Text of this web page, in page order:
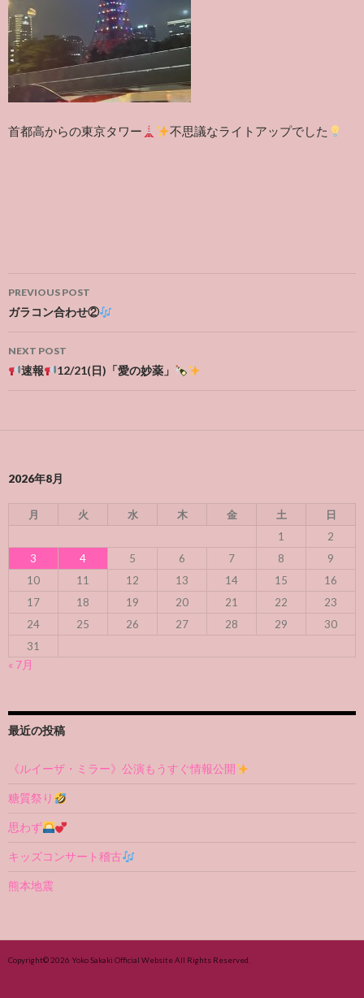
首都高からの東京タワー 不思議なライトアップでした
Post
navigation
PREVIOUS POST
ガラコン合わせ②
NEXT POST
速報 12/21(日)「愛の妙薬」
2026年8月
月 火 水 木 金 土
日
1
2
3
4 5 6 7 8
9
10
11 12 13 14 15
16
17
18 19 20 21 22
23
24
25 26 27 28 29
30
31
« 7月
最近の投稿
《ルイーザ・ミラー》公演もうすぐ情報公開
糖質祭り
思わず
キッズコンサート稽古
熊本地震
Copyright© 2026 Yoko Sakaki Official WebsiteAll Rights Reserved.